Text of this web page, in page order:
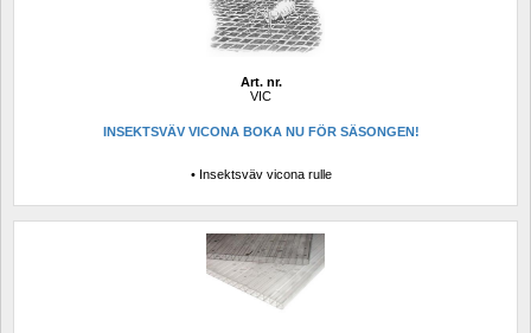
Art. nr.
VIC
INSEKTSVÄV VICONA BOKA NU FÖR SÄSONGEN!
• Insektsväv vicona rulle